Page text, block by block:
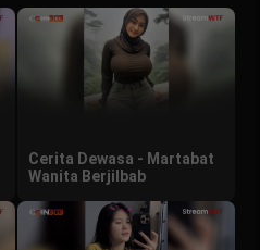
Cerita Dewasa - Martabat
Wanita Berjilbab